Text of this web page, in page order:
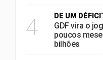
4 DE UM
GDF vira o
poucos
bilhões